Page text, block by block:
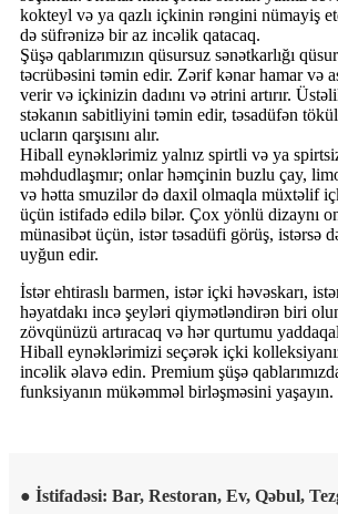
kokteyl və ya qazlı içkinin rəngini nümayiş
də süfrənizə bir az incəlik qatacaq.
Şüşə qablarımızın qüsursuz sənətkarlığı
təcrübəsini təmin edir. Zərif kənar hamar və
verir və içkinizin dadını və ətrini artırır.
stəkanın sabitliyini təmin edir, təsadüfən
ucların qarşısını alır.
Hiball eynəklərimiz yalnız spirtli və ya
məhdudlaşmır; onlar həmçinin buzlu çay,
və hətta smuzilər də daxil olmaqla müxtəlif
üçün istifadə edilə bilər. Çox yönlü dizaynı
münasibət üçün, istər təsadüfi görüş, istərsə
uyğun edir.
İstər ehtiraslı barmen, istər içki həvəskarı,
həyatdakı incə şeyləri qiymətləndirən biri
zövqünüzü artıracaq və hər qurtumu
Hiball eynəklərimizi seçərək içki
incəlik əlavə edin. Premium şüşə
funksiyanın mükəmməl birləşməsini yaşayın.
● İstifadəsi: Bar, Restoran, Ev, Qəbul,